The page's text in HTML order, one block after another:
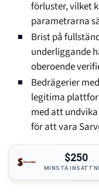
förluster, vilket
parametrarna
Brist på
underliggande
oberoende
Bedrägerier
legitima
med att
för att vara
$250
MINSTA